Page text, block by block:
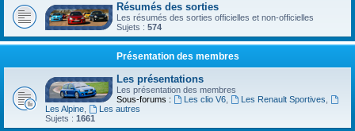
Résumés des sorties
Les résumés des sorties officielles et non-officielles
Sujets : 574
Présentation des membres
Les présentations
Les présentation des membres
Sous-forums :
Les clio V6, Les Renault Sportives,
Les Alpine,
Les autres
Sujets : 1661